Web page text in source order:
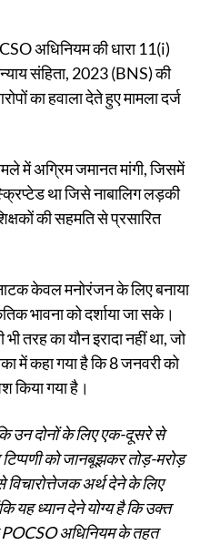
अधिनियम की धारा 11(i)
संहिता, 2023 (BNS) की
का हवाला देते हुए मामला दर्ज
में अग्रिम जमानत मांगी, जिसमें
था जिसे नाबालिग लड़की
की सहमति से प्रसारित
केवल मनोरंजन के लिए बनाया
भावना को दर्शाया जा सके।
तरह का यौन इरादा नहीं था, जो
में कहा गया है कि 8 जनवरी को
किया गया है।
उन दोनों के लिए एक-दूसरे से
को जानबूझकर तोड़-मरोड़
अर्थ देने के लिए
यह ध्यान देने योग्य है कि उक्त
POCSO अधिनियम के तहत